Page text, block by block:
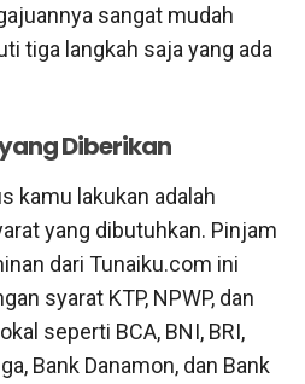
sangat mudah
tiga langkah saja yang ada
Diberikan
kamu lakukan adalah
yang dibutuhkan. Pinjam
dari Tunaiku.com ini
syarat KTP, NPWP, dan
seperti BCA, BNI, BRI,
Bank Danamon, dan Bank